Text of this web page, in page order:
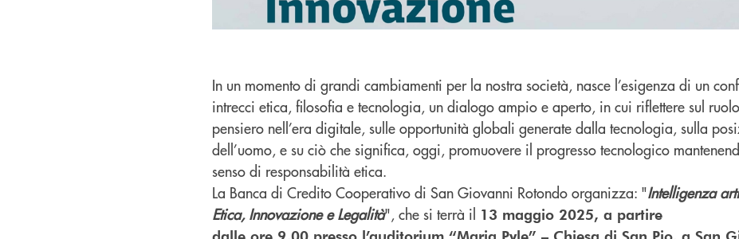
In un momento di grandi cambiamenti per la nostra società, nasce l’esigenza di un
intrecci etica, filosofia e tecnologia, un dialogo ampio e aperto, in cui riflettere sul
pensiero nell’era digitale, sulle opportunità globali generate dalla tecnologia, sulla
dell’uomo, e su ciò che significa, oggi, promuovere il progresso tecnologico
senso di responsabilità etica.
La Banca di Credito Cooperativo di San Giovanni Rotondo organizza: "Intelligenza
Etica, Innovazione e Legalità", che si terrà il 13 maggio 2025, a partire
dalle ore 9,00 presso l’auditorium “Maria Pyle” – Chiesa di San Pio, a San